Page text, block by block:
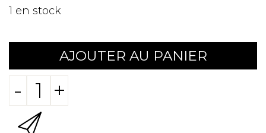
1 en stock
AJOUTER AU PANIER
- +